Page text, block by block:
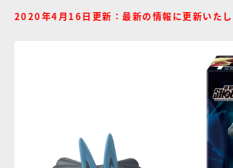
プリキュアシリーズ
2020年4月16日更新：最新の情報に更新いたし